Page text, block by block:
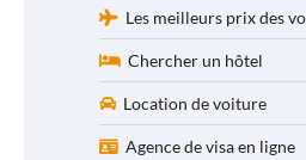
Les meilleurs prix des
Chercher un hôtel
Location de voiture
Agence de visa en ligne